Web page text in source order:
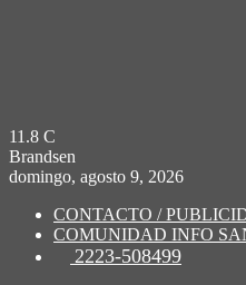
11.8 C
Brandsen
domingo, agosto 9, 2026
CONTACTO /
COMUNIDAD INFO
2223-508499